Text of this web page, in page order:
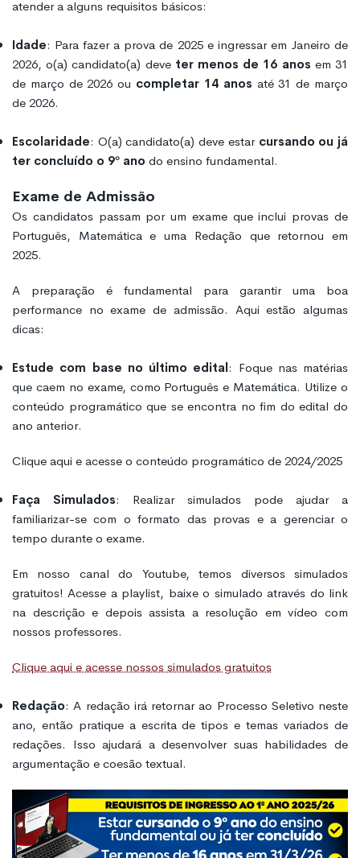
atender a alguns requisitos básicos:
Idade: Para fazer a prova de 2025 e ingressar em Janeiro de
2026, o(a) candidato(a) deve ter menos de 16 anos em 31
de março de 2026 ou completar 14 anos até 31 de março
de 2026.
Escolaridade: O(a) candidato(a) deve estar cursando ou já
ter concluído o 9º ano do ensino fundamental.
Exame de Admissão
Os candidatos passam por um exame que inclui provas de
Português, Matemática e uma Redação que retornou em
2025.
A preparação é fundamental para garantir uma boa
performance no exame de admissão. Aqui estão algumas
dicas:
Estude com base no último edital : Foque nas matérias
que caem no exame, como Português e Matemática. Utilize o
conteúdo programático que se encontra no fim do edital do
ano anterior.
Clique aqui e acesse o conteúdo programático de 2024/2025
Faça Simulados: Realizar simulados pode ajudar a
familiarizar-se com o formato das provas e a gerenciar o
tempo durante o exame.
Em nosso canal do Youtube, temos diversos simulados
gratuitos! Acesse a playlist, baixe o simulado através do link
na descrição e depois assista a resolução em vídeo com
nossos professores.
Clique aqui e acesse nossos simulados gratuitos
Redação: A redação irá retornar ao Processo Seletivo neste
ano, então pratique a escrita de tipos e temas variados de
redações. Isso ajudará a desenvolver suas habilidades de
argumentação e coesão textual.